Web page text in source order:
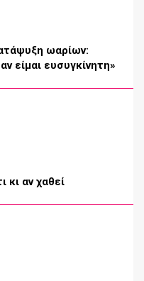
ωαρίων:
είμαι ευσυγκίνητη»
κι αν χαθεί